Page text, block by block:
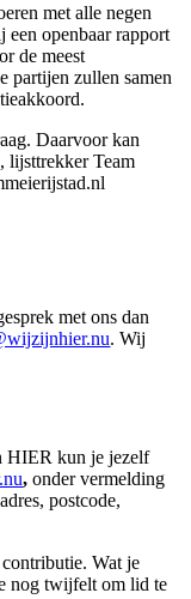
met alle negen
openbaar rapport
de meest
partijen zullen samen
Daarvoor kan
lijsttrekker Team
met ons dan
. Wij
HIER kun je jezelf
, onder vermelding
postcode,
Wat je
nog twijfelt om lid te